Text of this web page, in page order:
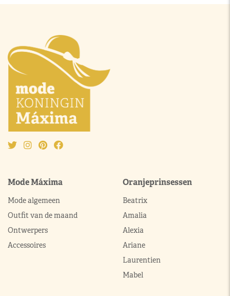
Mode Máxima
Mode algemeen
Outfit van de maand
Ontwerpers
Accessoires
Oranjeprinsessen
Beatrix
Amalia
Alexia
Ariane
Laurentien
Mabel